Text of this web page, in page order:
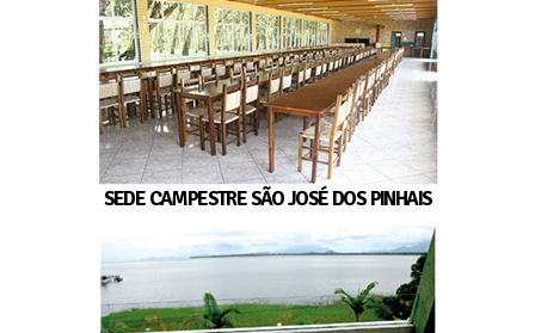
SEDE CAMPESTRE SÃO JOSÉ DOS PINHAIS